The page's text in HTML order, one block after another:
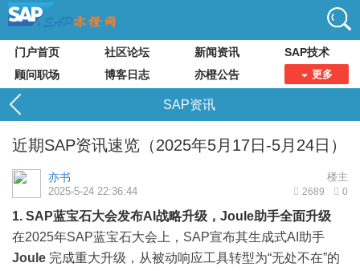
门户首页 社区论坛 新闻资讯
SAP技术
顾问职场
博客日志 亦橙公告 更多
SAP资讯
近期SAP资讯速览（2025年5月17日-5月24日）
楼主
亦书
2689 0
2025-5-24 22:36:44
1. SAP蓝宝石大会发布AI战略升级，Joule助手全面升级
在2025年SAP蓝宝石大会上，SAP宣布其生成式AI助手
Joule 完成重大升级，从被动响应工具转型为“无处不在”的